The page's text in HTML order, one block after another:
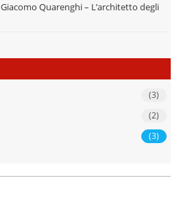
Giacomo Quarenghi – L’architetto degli
(3)
(2)
(3)